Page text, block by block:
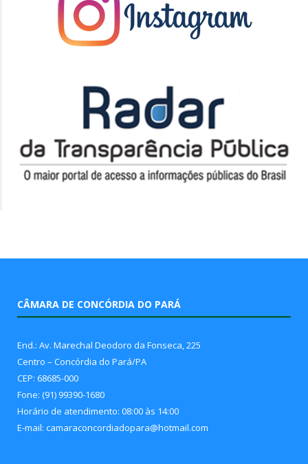
CÂMARA DE CONCÓRDIA DO PARÁ
End.: Av. Marechal Deodoro da Fonseca, 225
Centro – Concórdia do Pará/PA
CEP: 68685-000
Fone: (91) 99390-1680
Horário de atendimento: 08:00 às 14:00
E-mail: camaraconcordiadopara@hotmail.com